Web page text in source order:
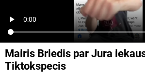
Mairis Briedis par Jura
Tiktokspecis